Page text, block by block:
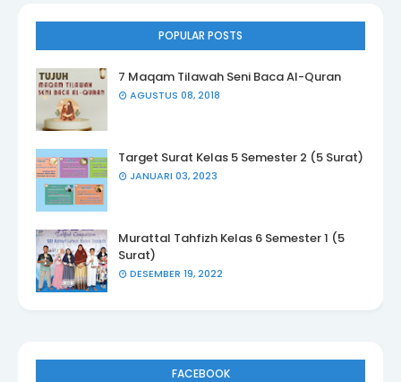
POPULAR POSTS
7 Maqam Tilawah Seni Baca Al-Quran
AGUSTUS 08, 2018
Target Surat Kelas 5 Semester 2 (5 Surat)
JANUARI 03, 2023
Murattal Tahfizh Kelas 6 Semester 1 (5
Surat)
DESEMBER 19, 2022
FACEBOOK